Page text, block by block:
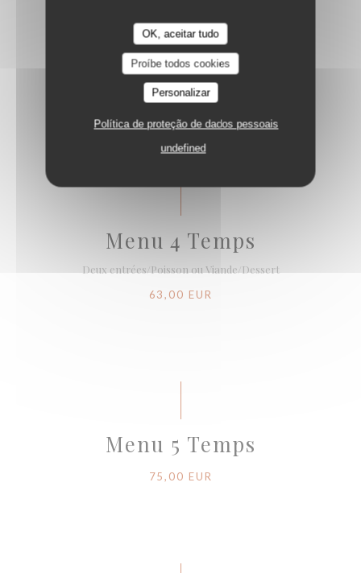
OK, aceitar tudo
Proíbe todos cookies
Personalizar
Política de proteção de dados pessoais
undefined
Menu 3 Temps
Entrée/Plat/Dessert
51,00 EUR
Menu 4 Temps
Deux entrées/Poisson ou Viande/Dessert
63,00 EUR
Menu 5 Temps
75,00 EUR